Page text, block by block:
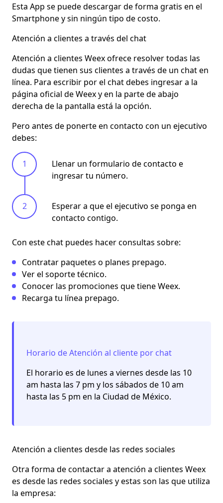
Esta App se puede descargar de forma gratis en el
Smartphone y sin ningún tipo de costo.
Atención a clientes a través del chat
Atención a clientes Weexofrece resolver todas las
dudas que tienen sus clientes a través de un chat en
línea. Para escribir por el chat debes ingresar a la
página oficial de Weex y en la parte de abajo
derecha de la pantalla está la opción.
Pero antes de ponerte en contacto con un ejecutivo
debes:
Llenar un formulario de contacto e
ingresar tu número.
Esperar a que el ejecutivo se ponga en
contacto contigo.
Con este chat puedes hacer consultas sobre:
Contratar paquetes o planes prepago.
Ver el soporte técnico.
Conocer las promociones que tiene Weex.
Recarga tu línea prepago.
Horario de Atención al cliente por chat
El horario es de lunes a viernes desde las 10
am hasta las 7 pm y los sábados de 10 am
hasta las 5 pm en la Ciudad de México.
Atención a clientes desde las redes sociales
Otra forma de contactar a atención a clientes Weex
es desde las redes sociales y estas son las que utiliza
la empresa: